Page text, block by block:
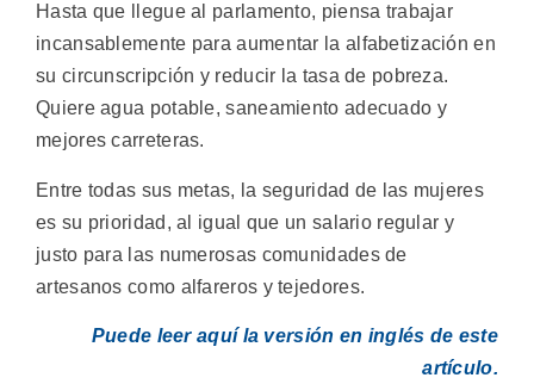
Hasta que llegue al parlamento, piensa trabajar
incansablemente para aumentar la alfabetización en
su circunscripción y reducir la tasa de pobreza.
Quiere agua potable, saneamiento adecuado y
mejores carreteras.
Entre todas sus metas, la seguridad de las mujeres
es su prioridad, al igual que un salario regular y
justo para las numerosas comunidades de
artesanos como alfareros y tejedores.
Puede leer aquí la versión en inglés de este
artículo.